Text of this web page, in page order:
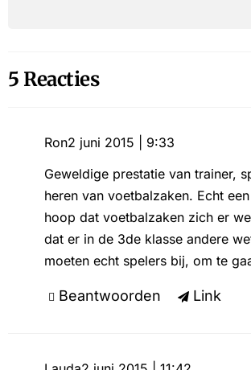
5 Reacties
Ron2 juni 2015 | 9:33
Geweldige prestatie van trainer,
heren van voetbalzaken. Echt
hoop dat voetbalzaken zich er
dat er in de 3de klasse andere
moeten echt spelers bij, om te
Beantwoorden Link